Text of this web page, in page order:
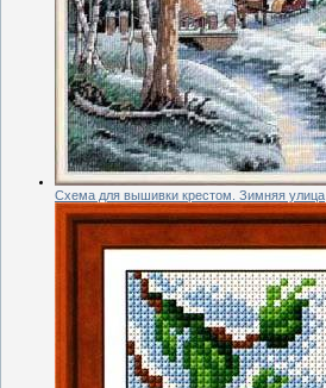
Схема для вышивки крестом. Зимняя улица